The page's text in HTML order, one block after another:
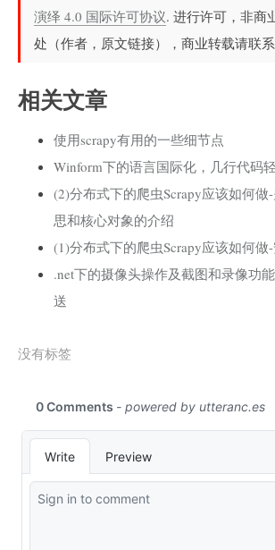
演绎 4.0 国际许可协议. 进行许可，非商
处（作者，原文链接），商业转载请联系
相关文章
使用scrapy有用的一些细节点
Winform下的语言国际化，几行代码
(2)分布式下的爬虫Scrapy应该如何做
思和核心对象的介绍
(1)分布式下的爬虫Scrapy应该如何做
.net下的摄像头操作及截图和录像功
送
没有标签